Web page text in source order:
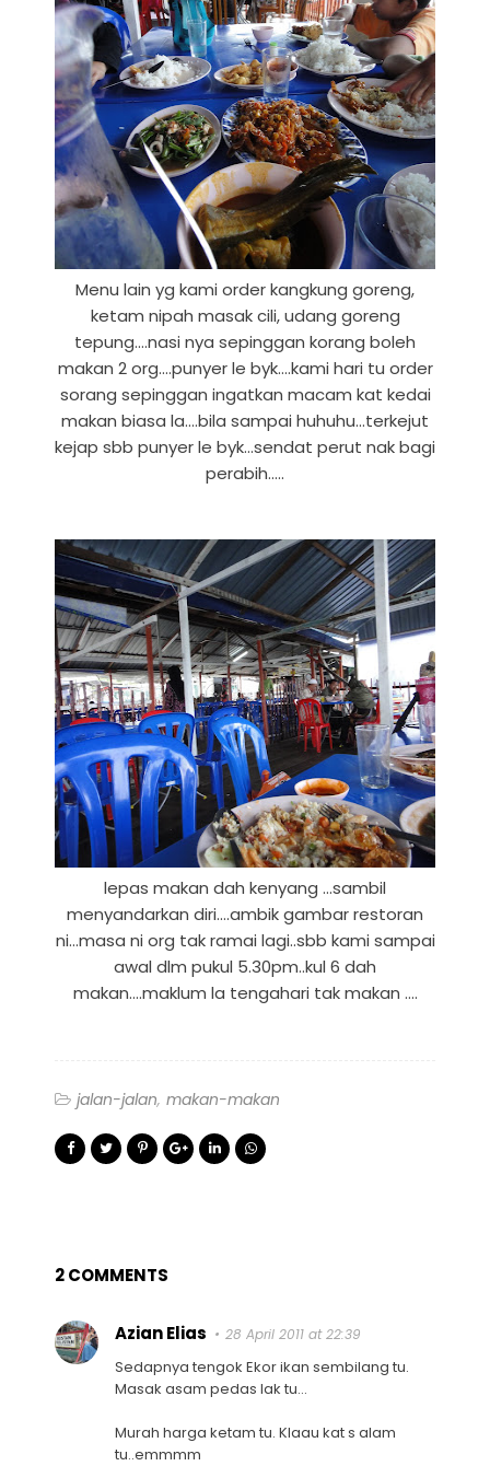
Menu lain yg kami order kangkung goreng,
ketam nipah masak cili, udang goreng
tepung....nasi nya sepinggan korang boleh
makan 2 org....punyer le byk....kami hari tu order
sorang sepinggan ingatkan macam kat kedai
makan biasa la....bila sampai huhuhu...terkejut
kejap sbb punyer le byk...sendat perut nak bagi
perabih.....
lepas makan dah kenyang ...sambil
menyandarkan diri....ambik gambar restoran
ni...masa ni org tak ramai lagi..sbb kami sampai
awal dlm pukul 5.30pm..kul 6 dah
makan....maklum la tengahari tak makan ....
jalan-jalan makan-makan
2 COMMENTS
Azian Elias 28 April 2011 at 22:39
Sedapnya tengok Ekor ikan sembilang tu.
Masak asam pedas lak tu...
Murah harga ketam tu. Klaau kat s alam
tu..emmmm